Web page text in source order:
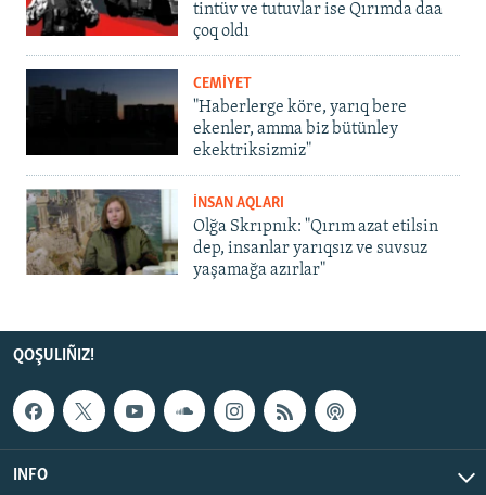
tintüv ve tutuvlar ise Qırımda daa
çoq oldı
CEMİYET
"Haberlerge köre, yarıq bere
ekenler, amma biz bütünley
ekektriksizmiz"
İNSAN AQLARI
Olğa Skrıpnık: "Qırım azat etilsin
dep, insanlar yarıqsız ve suvsuz
yaşamağa azırlar"
QOŞULIÑIZ!
INFO